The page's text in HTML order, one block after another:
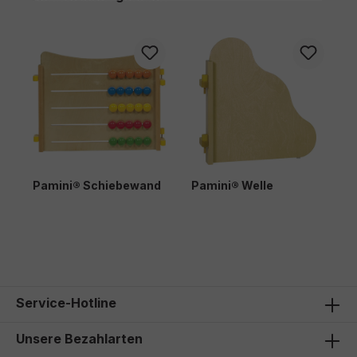
Pamini® Schiebewand Pamini® Welle
Service-Hotline
Unsere Bezahlarten